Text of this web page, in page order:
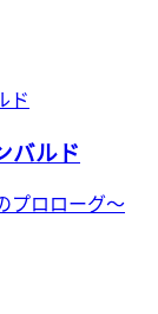
バルド
プロローグ～